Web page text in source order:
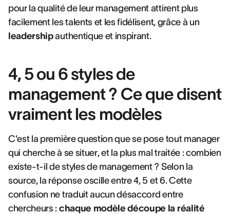
pour la qualité de leur management attirent plus
facilement les talents et les fidélisent, grâce à un
leadershipauthentique et inspirant.
4, 5 ou 6 styles de
management ? Ce que disent
vraiment les modèles
C'est la première question que se pose tout manager
qui cherche à se situer, et la plus mal traitée : combien
existe-t-il de styles de management ? Selon la
source, la réponse oscille entre 4, 5 et 6. Cette
confusion ne traduit aucun désaccord entre
chercheurs : chaque modèle découpe la réalité